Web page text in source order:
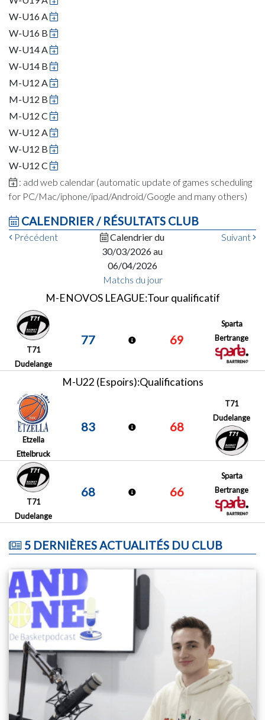
W-U16 A
W-U16 B
W-U14 A
W-U14 B
M-U12 A
M-U12 B
M-U12 C
W-U12 A
W-U12 B
W-U12 C
: add web calendar (automatic update of games scheduling
for PC/Mac/iphone/ipad/Android/Google and many others)
CALENDRIER / RÉSULTATS CLUB
Précédent
Calendrier du
30/03/2026 au
06/04/2026
Suivant
Matchs du jour
M-ENOVOS LEAGUE:Tour qualificatif
T71
Dudelange
77 69
Sparta
Bertrange
M-U22 (Espoirs):Qualifications
Etzella
Ettelbruck
83 68
T71
Dudelange
T71
Dudelange
68 66
Sparta
Bertrange
5 DERNIÈRES ACTUALITÉS DU CLUB